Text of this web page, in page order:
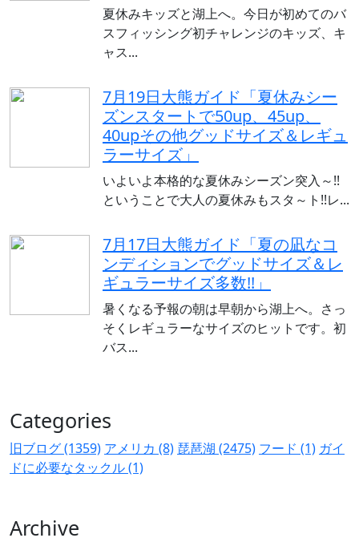
夏休みキッズと湖上へ。今日が初めてのバ
スフィッシング初チャレンジのキッズ、キ
ャス...
7月19日大熊ガイド「夏休みシー
ズンスタートで50up、45up、
40upその他グッドサイズ＆レギュ
ラーサイズ」
いよいよ本格的な夏休みシーズン突入～!!
ということで大人の夏休みもスタ～ト!!レ...
7月17日大熊ガイド「夏の凪なコ
ンディションでグッドサイズ＆レ
ギュラーサイズ多数!!」
暑くなる予報の朝は早朝から湖上へ。さっ
そくレギュラーなサイズのヒットです。初
バス...
Categories
旧ブログ (1359) アメリカ (8) 琵琶湖 (2475) フード (1) ガイ
ドに必要なタックル (1)
Archive